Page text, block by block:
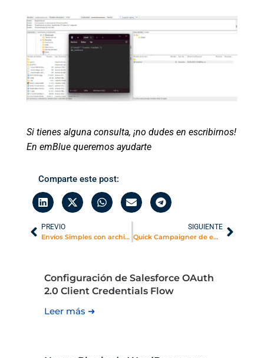
Si tienes alguna consulta, ¡no dudes en escribirnos!
En emBlue queremos ayudarte
Comparte este post:
PREVIO
Envíos Simples con archivos Adjuntos
SIGUIENTE
Quick Campaigner de emBlue
Configuración de Salesforce OAuth
2.0 Client Credentials Flow
Leer más ➜